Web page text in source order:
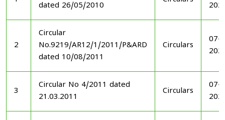
dated 26/05/2010
2
Circular
No.9219/AR12/1/2011/P&ARD
dated 10/08/2011
Circulars
07-
3
Circular No 4/2011 dated
21.03.2011
Circulars
07-